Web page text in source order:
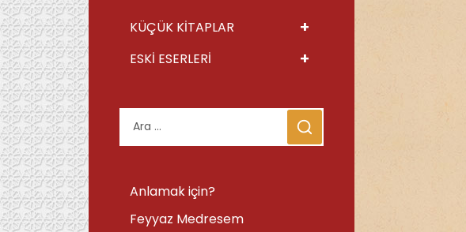
+
KÜÇÜK KİTAPLAR
+
ESKİ ESERLERİ
Arama:
Anlamak için?
Feyyaz Medresem